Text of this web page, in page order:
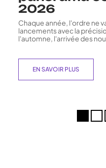
2026
Chaque année, l'ordre ne
lancements avec la
l'automne, l'arrivée des
EN SAVOIR PLUS